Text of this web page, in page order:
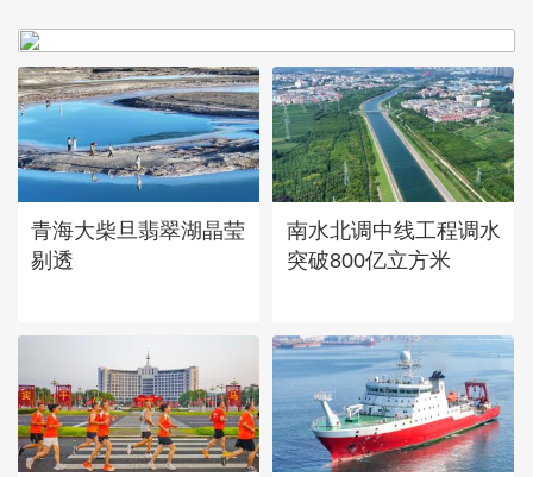
青海大柴旦翡翠湖晶莹
剔透
南水北调中线工程调水
突破800亿立方米